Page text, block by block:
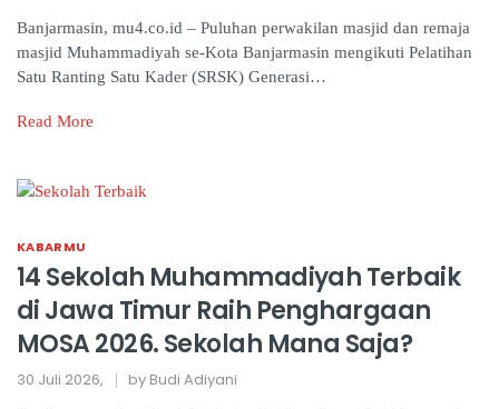
Banjarmasin, mu4.co.id – Puluhan perwakilan masjid dan remaja
masjid Muhammadiyah se-Kota Banjarmasin mengikuti Pelatihan
Satu Ranting Satu Kader (SRSK) Generasi…
Read More
KABARMU
14 Sekolah Muhammadiyah Terbaik
di Jawa Timur Raih Penghargaan
MOSA 2026. Sekolah Mana Saja?
30 Juli 2026, by Budi Adiyani